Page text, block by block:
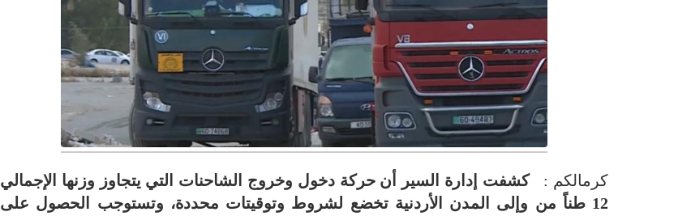
كرمالكم :
كشفت إدارة السير أن حركة دخول وخروج الشاحنات التي يتجاوز وزنها الإجمالي
12 طناً من وإلى المدن الأردنية تخضع لشروط وتوقيتات محددة، وتستوجب الحصول على